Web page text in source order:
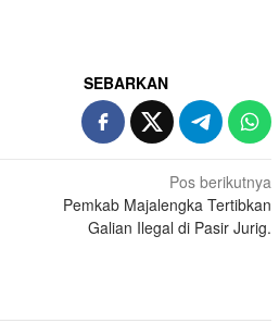
SEBARKAN
Pos berikutnya
Pemkab Majalengka Tertibkan
Galian Ilegal di Pasir Jurig.